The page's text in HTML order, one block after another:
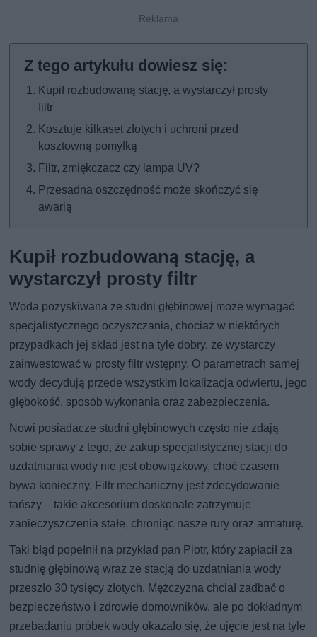
Kupił rozbudowaną stację, a wystarczył prosty
filtr
Kosztuje kilkaset złotych i uchroni przed
kosztowną pomyłką
Filtr, zmiękczacz czy lampa UV?
Przesadna oszczędność może skończyć się
awarią
Kupił rozbudowaną stację, a
wystarczył prosty filtr
Woda pozyskiwana ze studni głębinowej może wymagać
specjalistycznego oczyszczania, chociaż w niektórych
przypadkach jej skład jest na tyle dobry, że wystarczy
zainwestować w prosty filtr wstępny. O parametrach samej
wody decydują przede wszystkim lokalizacja odwiertu, jego
głębokość, sposób wykonania oraz zabezpieczenia.
Nowi posiadacze studni głębinowych często nie zdają
sobie sprawy z tego, że zakup specjalistycznej stacji do
uzdatniania wody nie jest obowiązkowy, choć czasem
bywa konieczny. Filtr mechaniczny jest zdecydowanie
tańszy – takie akcesorium doskonale zatrzymuje
zanieczyszczenia stałe, chroniąc nasze rury oraz armaturę.
Taki błąd popełnił na przykład pan Piotr, który zapłacił za
studnię głębinową wraz ze stacją do uzdatniania wody
przeszło 30 tysięcy złotych. Mężczyzna chciał zadbać o
bezpieczeństwo i zdrowie domowników, ale po dokładnym
przebadaniu próbek wody okazało się, że ujęcie jest na tyle